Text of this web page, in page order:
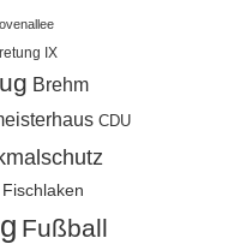
IX
Brehm
CDU
Fischlaken
Fußball